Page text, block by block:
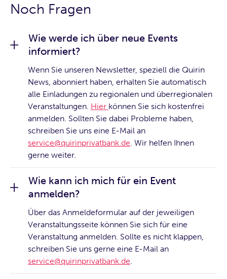
Noch Fragen
Wie werde ich über neue Events
informiert?
Wenn Sie unseren Newsletter, speziell die Quirin
News, abonniert haben, erhalten Sie automatisch
alle Einladungen zu regionalen und überregionalen
Veranstaltungen. Hier können Sie sich kostenfrei
anmelden. Sollten Sie dabei Probleme haben,
schreiben Sie uns eine E-Mail an
service@quirinprivatbank.de. Wir helfen Ihnen
gerne weiter.
Wie kann ich mich für ein Event
anmelden?
Über das Anmeldeformular auf der jeweiligen
Veranstaltungsseite können Sie sich für eine
Veranstaltung anmelden. Sollte es nicht klappen,
schreiben Sie uns gerne eine E-Mail an
service@quirinprivatbank.de.